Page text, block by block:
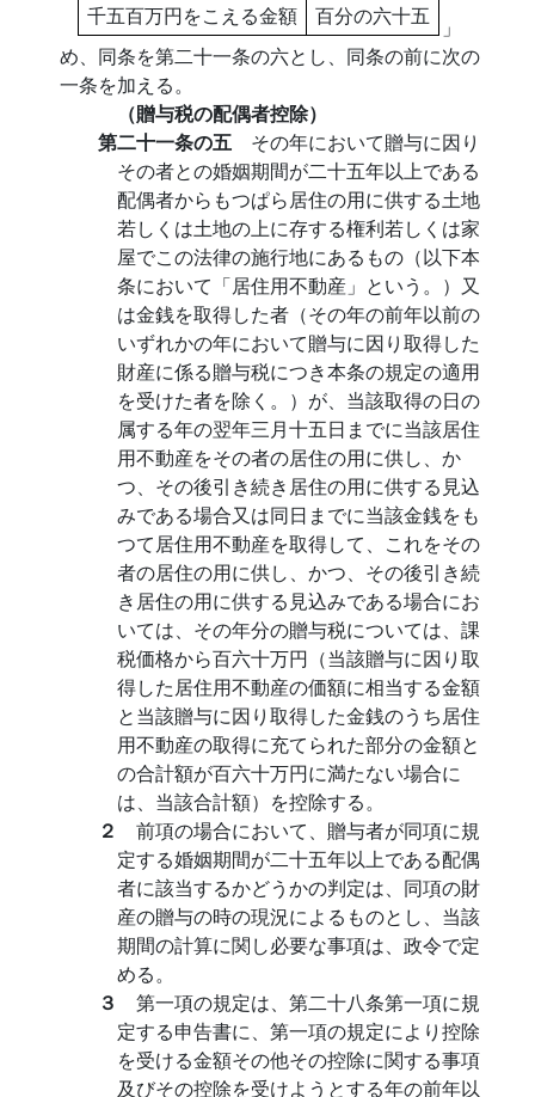
千五百万円をこえる金額
百分の六十五 」
め、同条を第二十一条の六とし、同条の前に次の
一条を加える。
（贈与税の配偶者控除）
第二十一条の五 その年において贈与に因り
その者との婚姻期間が二十五年以上である
配偶者からもつぱら居住の用に供する土地
若しくは土地の上に存する権利若しくは家
屋でこの法律の施行地にあるもの（以下本
条において「居住用不動産」という。）又
は金銭を取得した者（その年の前年以前の
いずれかの年において贈与に因り取得した
財産に係る贈与税につき本条の規定の適用
を受けた者を除く。）が、当該取得の日の
属する年の翌年三月十五日までに当該居住
用不動産をその者の居住の用に供し、か
つ、その後引き続き居住の用に供する見込
みである場合又は同日までに当該金銭をも
つて居住用不動産を取得して、これをその
者の居住の用に供し、かつ、その後引き続
き居住の用に供する見込みである場合にお
いては、その年分の贈与税については、課
税価格から百六十万円（当該贈与に因り取
得した居住用不動産の価額に相当する金額
と当該贈与に因り取得した金銭のうち居住
用不動産の取得に充てられた部分の金額と
の合計額が百六十万円に満たない場合に
は、当該合計額）を控除する。
２ 前項の場合において、贈与者が同項に規
定する婚姻期間が二十五年以上である配偶
者に該当するかどうかの判定は、同項の財
産の贈与の時の現況によるものとし、当該
期間の計算に関し必要な事項は、政令で定
める。
３ 第一項の規定は、第二十八条第一項に規
定する申告書に、第一項の規定により控除
を受ける金額その他その控除に関する事項
及びその控除を受けようとする年の前年以